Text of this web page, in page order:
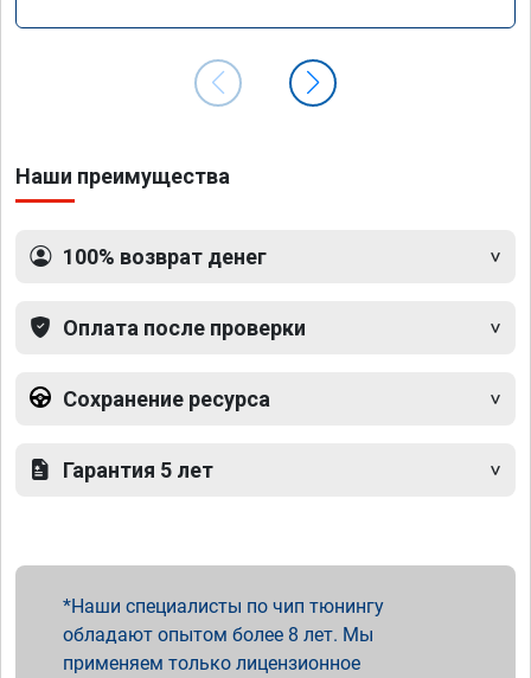
Наши преимущества
100% возврат денег
Оплата после проверки
Сохранение ресурса
Гарантия 5 лет
Наши специалисты по чип тюнингу
обладают опытом более 8 лет. Мы
применяем только лицензионное